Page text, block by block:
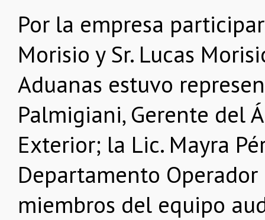
Por la empresa
Morisio y Sr. Lucas
Aduanas estuvo
Palmigiani, Gerente del
Exterior; la Lic. Mayra
Departamento
miembros del equipo